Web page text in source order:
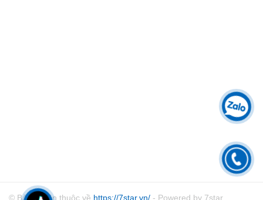
© Bản quyền thuộc về https://7star.vn/ - Powered by 7star